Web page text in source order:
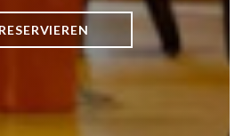
RESERVIEREN